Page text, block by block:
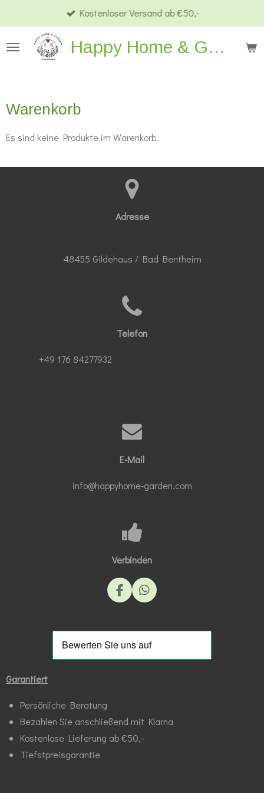
Hauptinhalt
springen
Happy Home & Garden
Kostenloser Versand ab €50,-
Warenkorb
Es sind keine Produkte im Warenkorb.
Adresse
48455 Gildehaus / Bad Bentheim
Telefon
+49 176 84277932
E-Mail
info@happyhome-garden.com
Verbinden
F
a
e
o
o
W
h
t
A
p
Garantiert
Persönliche Beratung
Bezahlen Sie anschließend mit Klarna
Kostenlose Lieferung ab €50,-
Tiefstpreisgarantie